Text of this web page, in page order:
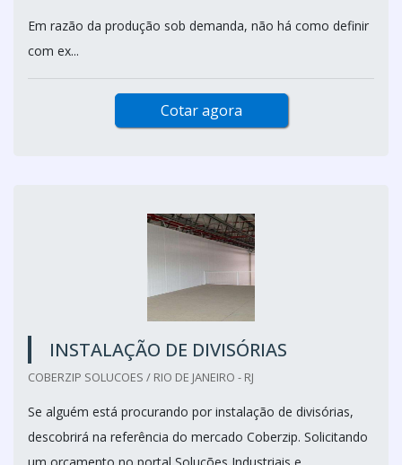
Em razão da produção sob demanda, não há como definir
com ex...
Cotar agora
INSTALAÇÃO DE DIVISÓRIAS
COBERZIP SOLUCOES / RIO DE JANEIRO - RJ
Se alguém está procurando por instalação de divisórias,
descobrirá na referência do mercado Coberzip. Solicitando